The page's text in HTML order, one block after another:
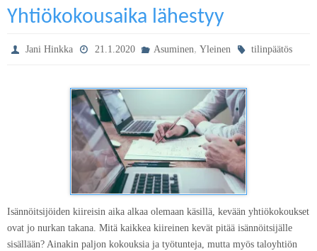
Yhtiökokousaika lähestyy
Jani Hinkka 21.1.2020 Asuminen, Yleinen tilinpäätös
Isännöitsijöiden kiireisin aika alkaa olemaan käsillä, kevään yhtiökokoukset
ovat jo nurkan takana. Mitä kaikkea kiireinen kevät pitää isännöitsijälle
sisällään? Ainakin paljon kokouksia ja työtunteja, mutta myös taloyhtiön